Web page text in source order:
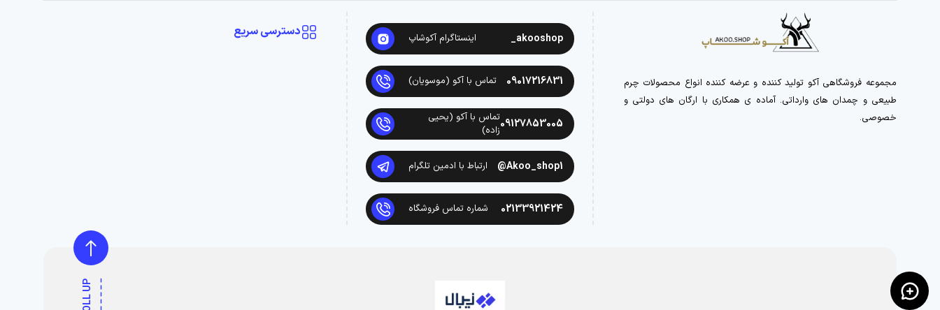
مجموعه فروشگاهی آکو تولید کننده و عرضه کننده انواع محصولات چرم
طبیعی و چمدان های وارداتی. آماده ی همکاری با ارگان های دولتی و
خصوصی.
akooshop_ اینستاگرام آکوشاپ
09017216831 تماس با آکو (موسویان)
09127853005تماس با آکو (یحیی
زاده)
Akoo_shop1@ ارتباط با ادمین تلگرام
02133921424 شماره تماس فروشگاه
دسترسی سریع